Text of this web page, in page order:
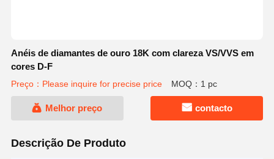
Anéis de diamantes de ouro 18K com clareza VS/VVS em
cores D-F
Preço：Please inquire for precise price MOQ：1 pc
Melhor preço contacto
Descrição De Produto